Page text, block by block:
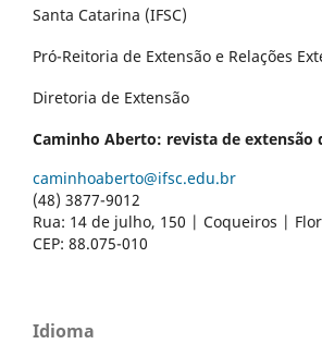
Santa Catarina (IFSC)
Pró-Reitoria de Extensão e Relações
Diretoria de Extensão
Caminho Aberto: revista de extensão
caminhoaberto@ifsc.edu.br
(48) 3877-9012
Rua: 14 de julho, 150 | Coqueiros |
CEP: 88.075-010
Idioma